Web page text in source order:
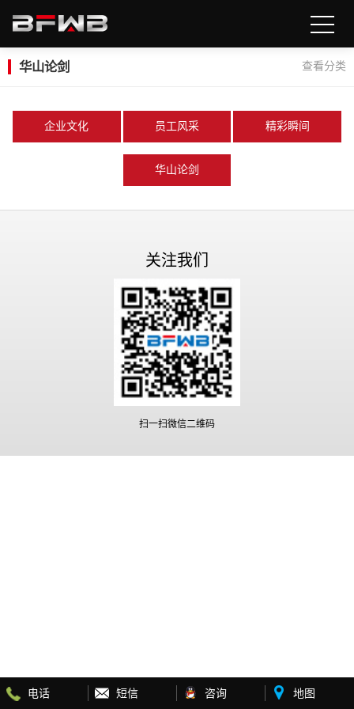
华山论剑 查看分类
企业文化 员工风采 精彩瞬间
华山论剑
关注我们
扫一扫微信二维码
电话 短信 咨询 地图